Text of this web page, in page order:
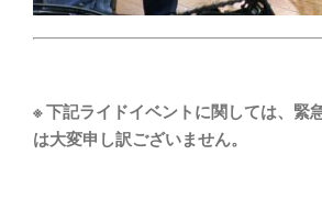
※ 下記ライドイベントに関しては、緊
は大変申し訳ございません。